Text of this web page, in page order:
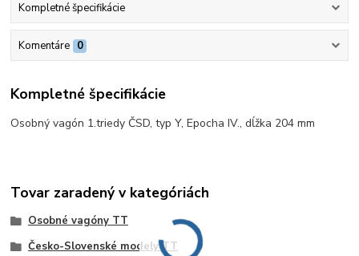
Kompletné špecifikácie
Komentáre 0
Kompletné špecifikácie
Osobný vagón 1.triedy ČSD, typ Y, Epocha IV., dĺžka 204 mm
Tovar zaradený v kategóriách
Osobné vagóny TT
Česko-Slovenské modely TT